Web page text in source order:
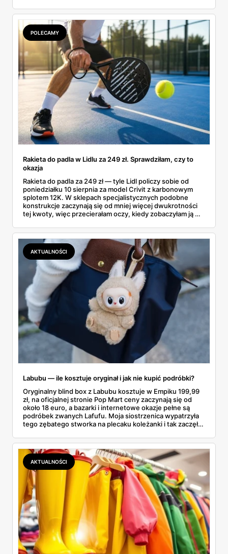
POLECAMY
Rakieta do padla w Lidlu za 249 zł. Sprawdziłam, czy to
okazja
Rakieta do padla za 249 zł — tyle Lidl policzy sobie od
poniedziałku 10 sierpnia za model Crivit z karbonowym
splotem 12K. W sklepach specjalistycznych podobne
konstrukcje zaczynają się od mniej więcej dwukrotności
tej kwoty, więc przecierałam oczy, kiedy zobaczyłam ją w
najszybciej rosnący sport w Polsce: kortów przybywa
lawinowo, a chętnych jeszcze szybciej. Sprawdziłam, co
dokładnie dostajemy za te pieniądze i komu taka rakieta
faktycznie wystarczy.
AKTUALNOŚCI
Labubu — ile kosztuje oryginał i jak nie kupić podróbki?
Oryginalny blind box z Labubu kosztuje w Empiku 199,99
zł, na oficjalnej stronie Pop Mart ceny zaczynają się od
około 18 euro, a bazarki i internetowe okazje pełne są
podróbek zwanych Lafufu. Moja siostrzenica wypatrzyła
tego zębatego stworka na plecaku koleżanki i tak zaczęło
kosztuje i po czym poznać, że sprzedawca nie wciska nam
podróbki. Spisałam wszystko, czego się dowiedziałam —
łącznie z jedną wpadką, o której za chwilę.
AKTUALNOŚCI